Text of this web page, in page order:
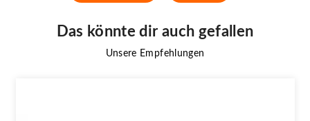
Das könnte dir auch gefallen
Unsere Empfehlungen